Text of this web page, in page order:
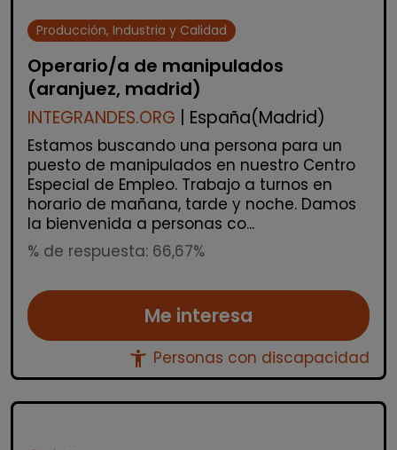
Producción, Industria y Calidad
Operario/a de manipulados
(aranjuez, madrid)
INTEGRANDES.ORG | España(Madrid)
Estamos buscando una persona para un
puesto de manipulados en nuestro Centro
Especial de Empleo. Trabajo a turnos en
horario de mañana, tarde y noche. Damos
la bienvenida a personas co...
% de respuesta: 66,67%
Me interesa
accessibility_new Personas con discapacidad